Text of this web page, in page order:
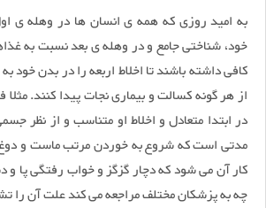
به امید روزی که همه ی انسان ها در وهله ی
خود، شناختی جامع و در وهله ی بعد نسبت به
کافی داشته باشند تا اخلاط اربعه را در بدن خود
از هر گونه کسالت و بیماری نجات پیدا کنند.
در ابتدا متعادل و اخلاط او متناسب و از نظر
مدتی است که شروع به خوردن مرتب ماست و دوغ
کار آن می شود که دچار گزگز و خواب رفتگی پا
چه به پزشکان مختلف مراجعه می کند علت آن را